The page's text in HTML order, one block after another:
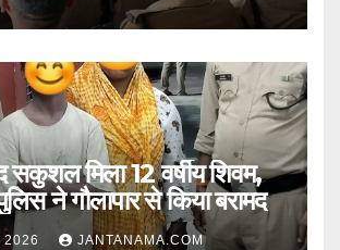
सकुशल मिला 12 वर्षीय शिवम,
ने गौलापार से किया बरामद
2026 JANTANAMA.COM